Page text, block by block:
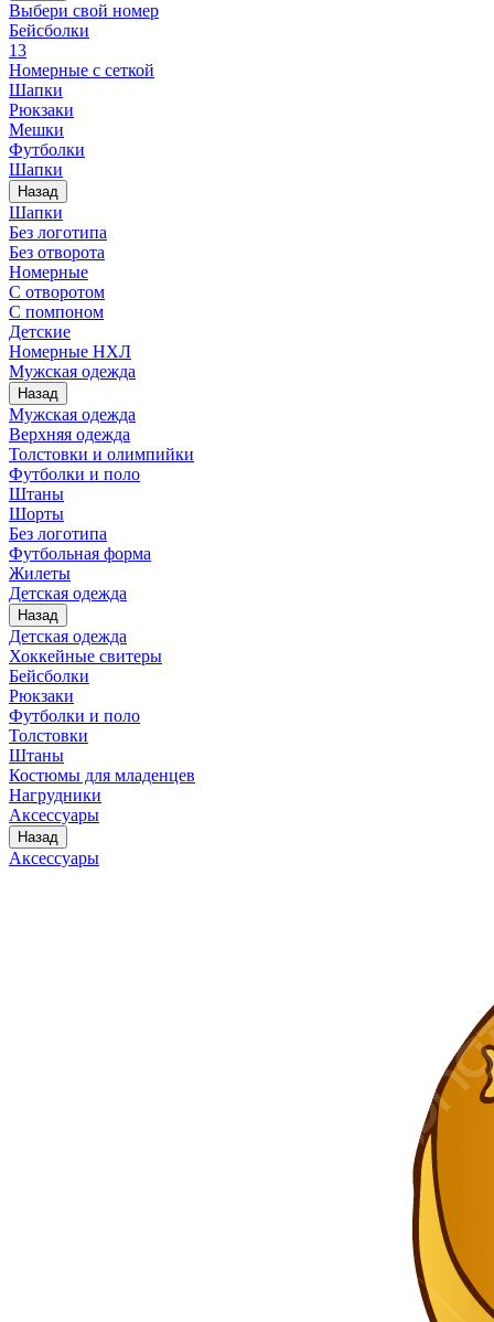
Выбери свой номер
Бейсболки
13
Номерные с сеткой
Шапки
Рюкзаки
Мешки
Футболки
Шапки
Назад
Шапки
Без логотипа
Без отворота
Номерные
С отворотом
С помпоном
Детские
Номерные НХЛ
Мужская одежда
Назад
Мужская одежда
Верхняя одежда
Толстовки и олимпийки
Футболки и поло
Штаны
Шорты
Без логотипа
Футбольная форма
Жилеты
Детская одежда
Назад
Детская одежда
Хоккейные свитеры
Бейсболки
Рюкзаки
Футболки и поло
Толстовки
Штаны
Костюмы для младенцев
Нагрудники
Аксессуары
Назад
Аксессуары